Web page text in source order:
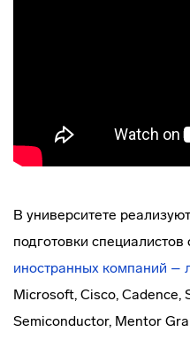
В университете
подготовки
иностранных компаний –
Microsoft, Cisco, Cadence,
Semiconductor, Mentor